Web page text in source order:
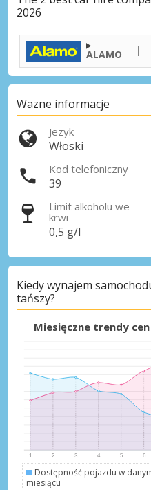
Najlepsze
2026
ALAMO
Wazne informacje
Jezyk
Włoski
Kod telefoniczny
39
Limit alkoholu we
krwi
0,5 g/l
Kiedy wynajem
tańszy?
Miesięczne trendy
Dostępność pojazdu w
miesiącu